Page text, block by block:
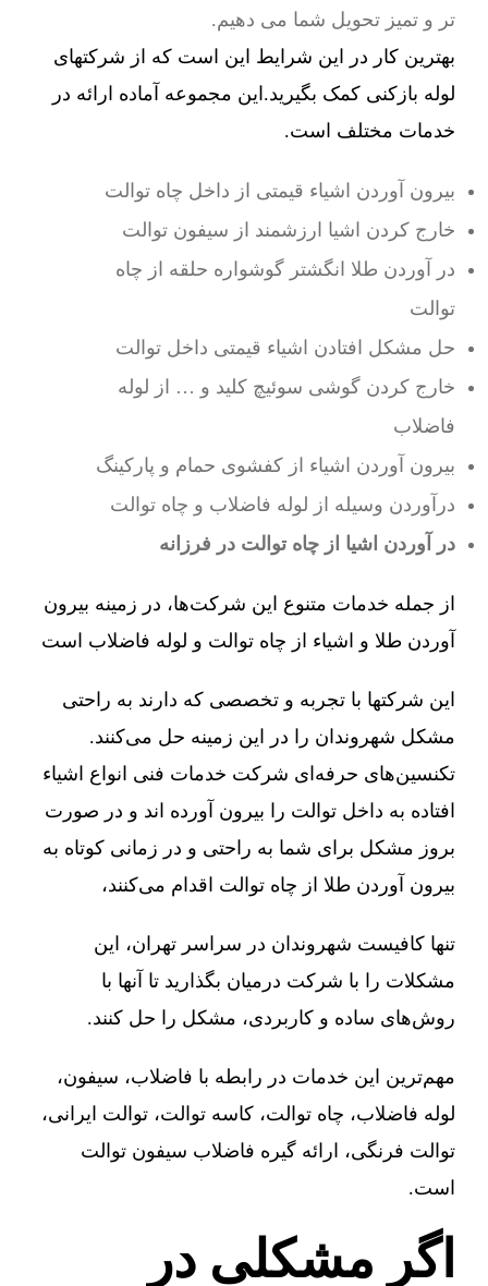
تر و تمیز تحویل شما می دهیم.
بهترین کار در این شرایط این است که از شرکتهای
لوله بازکنی کمک بگیرید.این مجموعه آماده ارائه در
خدمات مختلف است.
بیرون آوردن اشیاء قیمتی از داخل چاه توالت
خارج کردن اشیا ارزشمند از سیفون توالت
در آوردن طلا انگشتر گوشواره حلقه از چاه
توالت
حل مشکل افتادن اشیاء قیمتی داخل توالت
خارج کردن گوشی سوئیچ کلید و … از لوله
فاضلاب
بیرون آوردن اشیاء از کفشوی حمام و پارکینگ
درآوردن وسیله از لوله فاضلاب و چاه توالت
در آوردن اشیا از چاه توالت در فرزانه
از جمله خدمات متنوع این شرکت‌ها، در زمینه بیرون
آوردن طلا و اشیاء از چاه توالت و لوله فاضلاب است
این شرکتها با تجربه و تخصصی که دارند به راحتی
مشکل شهروندان را در این زمینه حل می‌کنند.
تکنسین‌های حرفه‌ای شرکت خدمات فنی انواع اشیاء
افتاده به داخل توالت را بیرون آورده اند و در صورت
بروز مشکل برای شما به راحتی و در زمانی کوتاه به
بیرون آوردن طلا از چاه توالت اقدام می‌کنند،
تنها کافیست شهروندان در سراسر تهران، این
مشکلات را با شرکت درمیان بگذارید تا آنها با
روش‌های ساده و کاربردی، مشکل را حل کنند.
مهم‌ترین این خدمات در رابطه با فاضلاب، سیفون،
لوله فاضلاب، چاه توالت، کاسه توالت، توالت ایرانی،
توالت فرنگی، ارائه گیره فاضلاب سیفون توالت
است.
اگر مشکلی در